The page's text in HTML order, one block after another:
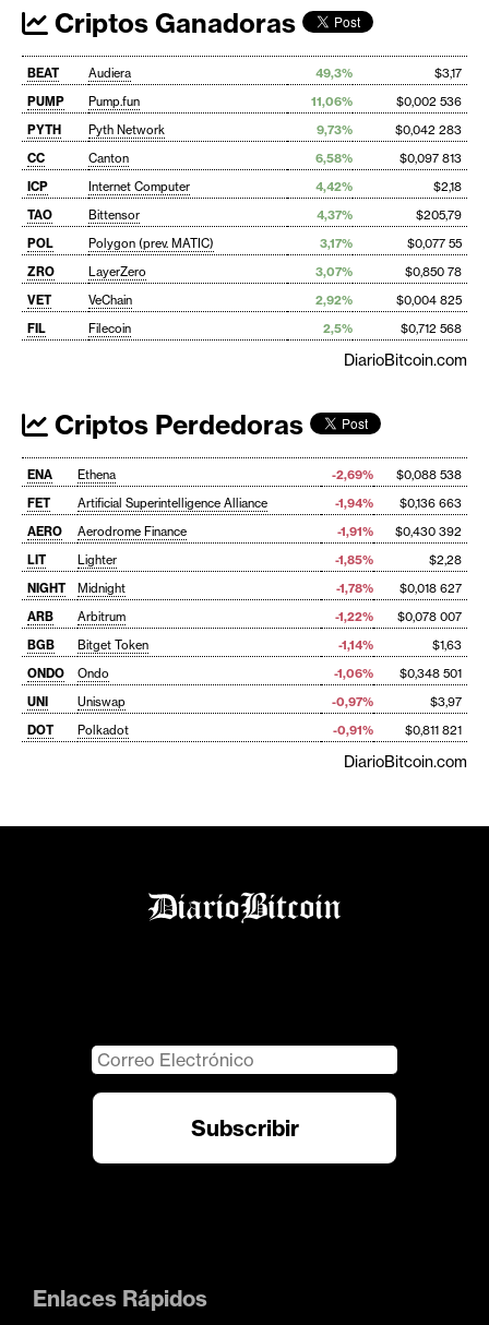
Criptos Ganadoras
BEAT Audiera 49,3%
$3,17
PUMP
Pump.fun 11,06%
$0,002 536
PYTH
Pyth Network 9,73%
$0,042 283
CC
Canton 6,58%
$0,097 813
ICP
Internet Computer 4,42%
$2,18
TAO
Bittensor 4,37%
$205,79
POL
Polygon (prev. MATIC) 3,17%
$0,077 55
ZRO
LayerZero 3,07%
$0,850 78
VET
VeChain 2,92%
$0,004 825
FIL
Filecoin 2,5% $0,712 568
DiarioBitcoin.com
Criptos Perdedoras
ENA Ethena -2,69%
$0,088 538
FET
Artificial Superintelligence Alliance -1,94%
$0,136 663
AERO
Aerodrome Finance -1,91%
$0,430 392
LIT
Lighter -1,85%
$2,28
NIGHT
Midnight -1,78%
$0,018 627
ARB
Arbitrum -1,22%
$0,078 007
BGB
Bitget Token -1,14%
$1,63
ONDO
Ondo -1,06%
$0,348 501
UNI
Uniswap -0,97%
$3,97
DOT
Polkadot -0,91% $0,811 821
DiarioBitcoin.com
Enlaces Rápidos